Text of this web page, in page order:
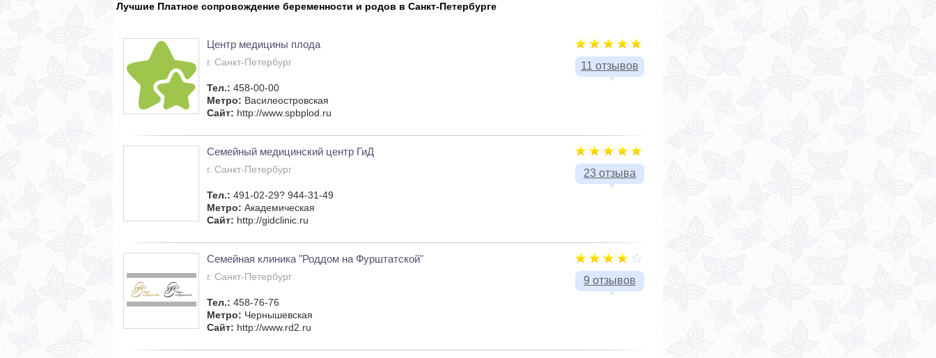
Лучшие Платное сопровождение беременности и родов в Санкт-Петербурге
11 отзывов
Центр медицины плода
г. Санкт-Петербург
Тел.: 458-00-00
Метро: Василеостровская
Сайт: http://www.spbplod.ru
23 отзыва
Семейный медицинский центр ГиД
г. Санкт-Петербург
Тел.: 491-02-29? 944-31-49
Метро: Академическая
Сайт: http://gidclinic.ru
9 отзывов
Семейная клиника "Роддом на Фурштатской"
г. Санкт-Петербург
Тел.: 458-76-76
Метро: Чернышевская
Сайт: http://www.rd2.ru